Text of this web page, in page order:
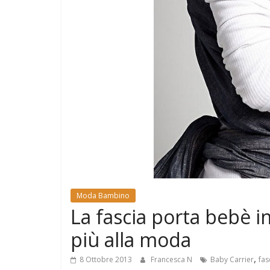
Moda Bambino
La fascia porta bebè
più alla moda
8 Ottobre 2013 Francesca N Baby Carrier,